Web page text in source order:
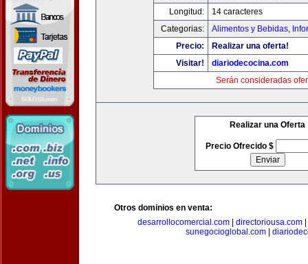
Longitud:
14 caracteres
Categorias:
Alimentos y Bebidas,
Precio:
Realizar una oferta!
Visitar!
diariodecocina.com
Serán consideradas
Realizar una Oferta
Precio Ofrecido $
Otros dominios en venta:
desarrollocomercial.com
directoriousa.com
sunegocioglobal.com|